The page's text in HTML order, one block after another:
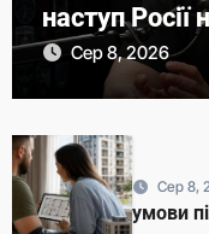
наступ Росії
Сер 8, 2026
Сер 8,
умови